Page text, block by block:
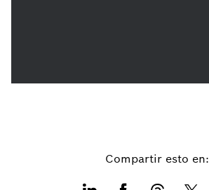
Compartir esto en: